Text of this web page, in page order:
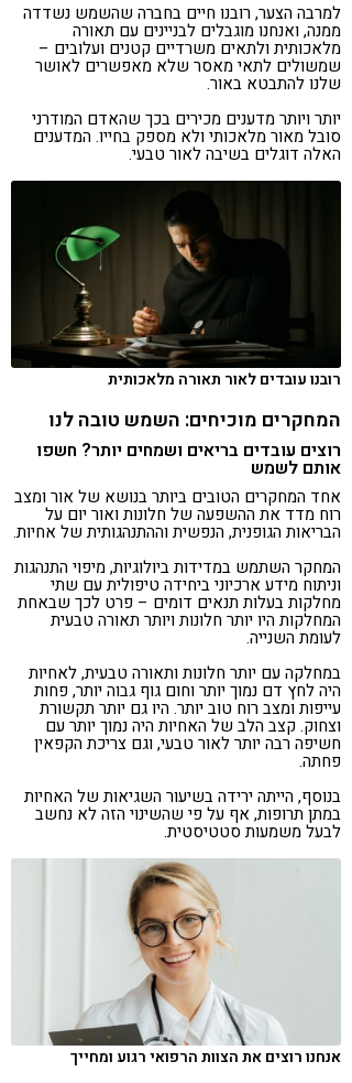
למרבה הצער, רובנו חיים בחברה שהשמש נשדדה
ממנה, ואנחנו מוגבלים לבניינים עם תאורה
מלאכותית ולתאים משרדיים קטנים ועלובים –
שמשולים לתאי מאסר שלא מאפשרים לאושר
שלנו להתבטא באור.
יותר ויותר מדענים מכירים בכך שהאדם המודרני
סובל מאור מלאכותי ולא מספק בחייו. המדענים
האלה דוגלים בשיבה לאור טבעי.
רובנו עובדים לאור תאורה מלאכותית
המחקרים מוכיחים: השמש טובה לנו
רוצים עובדים בריאים ושמחים יותר? חשפו
אותם לשמש
אחד המחקרים הטובים ביותר בנושא של אור ומצב
רוח מדד את ההשפעה של חלונות ואור יום על
הבריאות הגופנית, הנפשית וההתנהגותית של אחיות.
המחקר השתמש במדידות ביולוגיות, מיפוי התנהגות
וניתוח מידע ארכיוני ביחידה טיפולית עם שתי
מחלקות בעלות תנאים דומים – פרט לכך שבאחת
המחלקות היו יותר חלונות ויותר תאורה טבעית
לעומת השנייה.
במחלקה עם יותר חלונות ותאורה טבעית, לאחיות
היה לחץ דם נמוך יותר וחום גוף גבוה יותר, פחות
עייפות ומצב רוח טוב יותר. היו גם יותר תקשורת
וצחוק. קצב הלב של האחיות היה נמוך יותר עם
חשיפה רבה יותר לאור טבעי, וגם צריכת הקפאין
פחתה.
בנוסף, הייתה ירידה בשיעור השגיאות של האחיות
במתן תרופות, אף על פי שהשינוי הזה לא נחשב
לבעל משמעות סטטיסטית.
אנחנו רוצים את הצוות הרפואי רגוע ומחייך